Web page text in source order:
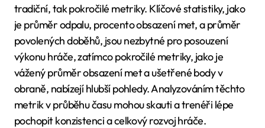
tradiční, tak pokročilé metriky. Klíčové statistiky, jako
je průměr odpalu, procento obsazení met, a průměr
povolených doběhů, jsou nezbytné pro posouzení
výkonu hráče, zatímco pokročilé metriky, jako je
vážený průměr obsazení met a ušetřené body v
obraně, nabízejí hlubší pohledy. Analyzováním těchto
metrik v průběhu času mohou skauti a trenéři lépe
pochopit konzistenci a celkový rozvoj hráče.